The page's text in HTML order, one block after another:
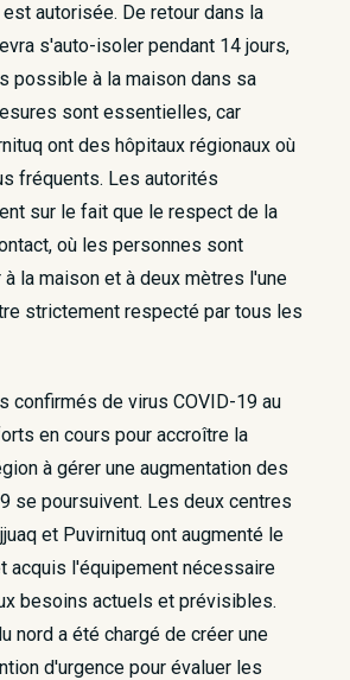
autorisée. De retour dans la
s'auto-isoler pendant 14 jours,
possible à la maison dans sa
sont essentielles, car
ont des hôpitaux régionaux où
fréquents. Les autorités
sur le fait que le respect de la
où les personnes sont
la maison et à deux mètres l'une
strictement respecté par tous les
confirmés de virus COVID-19 au
en cours pour accroître la
à gérer une augmentation des
se poursuivent. Les deux centres
et Puvirnituq ont augmenté le
acquis l'équipement nécessaire
besoins actuels et prévisibles.
nord a été chargé de créer une
d'urgence pour évaluer les